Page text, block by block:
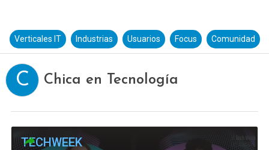
Verticales IT Industrias Usuarios Focus Comunidad
C Chica en Tecnología
TECHWEEK